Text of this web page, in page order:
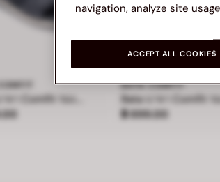
899.00
BATA COMFIT
ราคา ฿ 899.00
฿ 899.00
navigation, analyze site
ACCEPT ALL COOKIES